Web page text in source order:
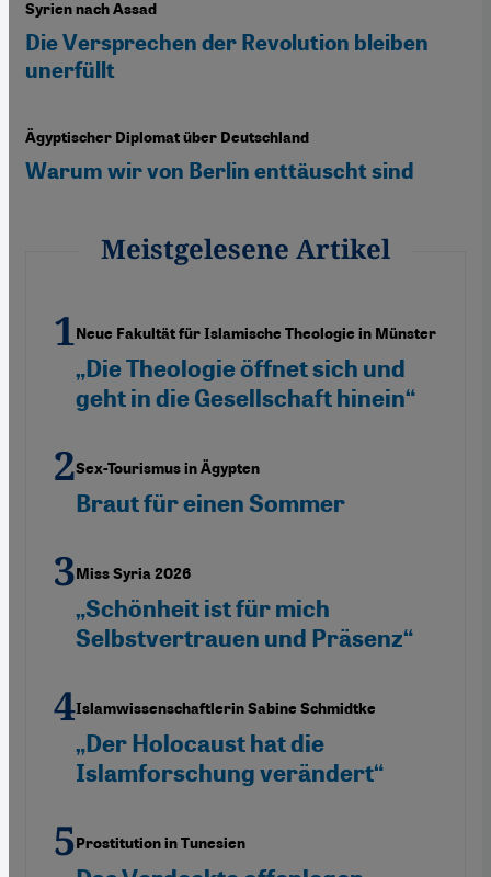
Syrien nach Assad
Die Versprechen der Revolution bleiben
unerfüllt
Ägyptischer Diplomat über Deutschland
Warum wir von Berlin enttäuscht sind
Meistgelesene Artikel
Neue Fakultät für Islamische Theologie in Münster
„Die Theologie öffnet sich und
geht in die Gesellschaft hinein“
Sex-Tourismus in Ägypten
Braut für einen Sommer
Miss Syria 2026
„Schönheit ist für mich
Selbstvertrauen und Präsenz“
Islamwissenschaftlerin Sabine Schmidtke
„Der Holocaust hat die
Islamforschung verändert“
Prostitution in Tunesien